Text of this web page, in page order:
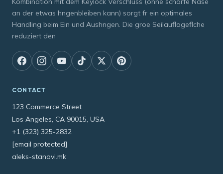
an der etwas hngenbleiben kann) sorgt fr ein optimales
Handling beim Ein und Aushngen. Die groe Seilauflageflche
reduziert den
CONTACT
123 Commerce Street
Los Angeles, CA 90015, USA
+1 (323) 325-2832
[email protected]
aleks-stanovi.mk